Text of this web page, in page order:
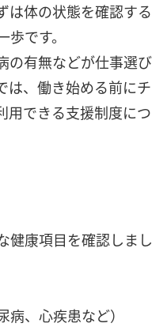
は体の状態を確認する
です。
の有無などが仕事選び
は、働き始める前にチ
用できる支援制度につ
健康項目を確認しまし
病、心疾患など）